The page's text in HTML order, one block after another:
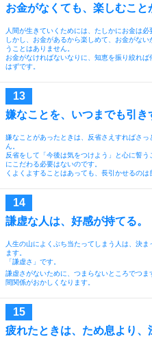
お金がなくても、楽しむこと
人間が生きていくためには、たしかにお金は必
しかし、お金があるから楽しめて、お金がな
うことはありません。
お金がなければないなりに、知恵を振り絞れば
はずです。
嫌なことを、いつまでも引き
嫌なことがあったときは、反省さえすればさっ
ん。
反省をして「今後は気をつけよう」と心に誓
にこだわる必要はないのです。
くよくよすることはあっても、長引かせるのは
謙虚な人は、好感が持てる。
人生の山によくぶち当たってしまう人は、決
ます。
「謙虚さ」です。
謙虚さがないために、つまらないところでつま
間関係がおかしくなります。
疲れたときは、ため息より、